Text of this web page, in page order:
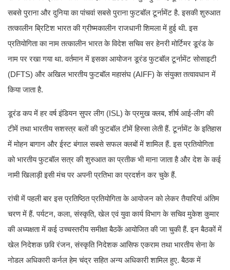
सबसे पुराना और दुनिया का पांचवां सबसे पुराना फुटबॉल टूर्नामेंट है. इसकी शुरुआत
तत्कालीन ब्रिटिश भारत की ग्रीष्मकालीन राजधानी शिमला में हुई थी. इस
प्रतियोगिता का नाम तत्कालीन भारत के विदेश सचिव सर हेनरी मोर्टिमर डूरंड के
नाम पर रखा गया था. वर्तमान में इसका आयोजन डूरंड फुटबॉल टूर्नामेंट सोसाइटी
(DFTS) और अखिल भारतीय फुटबॉल महासंघ (AIFF) के संयुक्त तत्वावधान में
किया जाता है.
डूरंड कप में हर वर्ष इंडियन सुपर लीग (ISL) के प्रमुख क्लब, शीर्ष आई-लीग की
टीमें तथा भारतीय सशस्त्र बलों की फुटबॉल टीमें हिस्सा लेती हैं. टूर्नामेंट के इतिहास
में मोहन बागान और ईस्ट बंगाल सबसे सफल क्लबों में शामिल हैं. इस प्रतियोगिता
को भारतीय फुटबॉल सत्र की शुरुआत का प्रतीक भी माना जाता है और देश के कई
नामी खिलाड़ी इसी मंच पर अपनी प्रतिभा का प्रदर्शन कर चुके हैं.
रांची में पहली बार इस प्रतिष्ठित प्रतियोगिता के आयोजन को लेकर तैयारियां अंतिम
चरण में हैं. पर्यटन, कला, संस्कृति, खेल एवं युवा कार्य विभाग के सचिव मुकेश कुमार
की अध्यक्षता में कई उच्चस्तरीय समीक्षा बैठकें आयोजित की जा चुकी हैं. इन बैठकों में
खेल निदेशक छवि रंजन, संस्कृति निदेशक आसिफ एकराम तथा भारतीय सेना के
नोडल अधिकारी कर्नल हेम चंद्र सहित अन्य अधिकारी शामिल हुए. बैठक में